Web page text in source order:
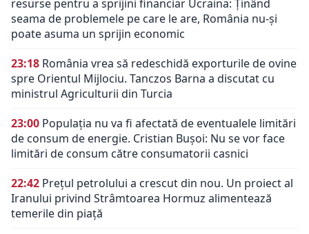
resurse pentru a sprijini financiar Ucraina: Ținând
seama de problemele pe care le are, România nu-și
poate asuma un sprijin economic
23:18 România vrea să redeschidă exporturile de ovine
spre Orientul Mijlociu. Tanczos Barna a discutat cu
ministrul Agriculturii din Turcia
23:00 Populația nu va fi afectată de eventualele limitări
de consum de energie. Cristian Bușoi: Nu se vor face
limitări de consum către consumatorii casnici
22:42 Prețul petrolului a crescut din nou. Un proiect al
Iranului privind Strâmtoarea Hormuz alimentează
temerile din piață